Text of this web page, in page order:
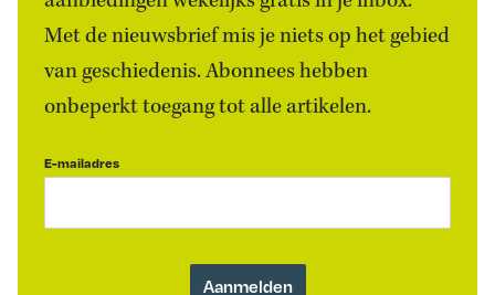
Met de nieuwsbrief mis je niets op het gebied
van geschiedenis. Abonnees hebben
onbeperkt toegang tot alle artikelen.
E-mailadres